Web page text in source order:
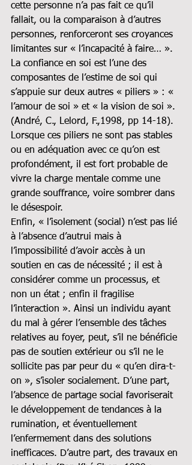
cette personne n’a pas fait ce qu’il
fallait, ou la comparaison à d’autres
personnes, renforceront ses croyances
limitantes sur « l’incapacité à faire… ».
La confiance en soi est l’une des
composantes de l’estime de soi qui
s’appuie sur deux autres « piliers » : «
l’amour de soi » et « la vision de soi ».
(André, C., Lelord, F.,1998, pp 14-18).
Lorsque ces piliers ne sont pas stables
ou en adéquation avec ce qu’on est
profondément, il est fort probable de
vivre la charge mentale comme une
grande souffrance, voire sombrer dans
le désespoir.
Enfin, « l’isolement (social) n’est pas lié
à l’absence d’autrui mais à
l’impossibilité d’avoir accès à un
soutien en cas de nécessité ; il est à
considérer comme un processus, et
non un état ; enfin il fragilise
l’interaction ». Ainsi un individu ayant
du mal à gérer l’ensemble des tâches
relatives au foyer, peut, s’il ne bénéficie
pas de soutien extérieur ou s’il ne le
sollicite pas par peur du « qu’en dira-t-
on », s’isoler socialement. D’une part,
l’absence de partage social favoriserait
le développement de tendances à la
rumination, et éventuellement
l’enfermement dans des solutions
inefficaces. D’autre part, des travaux en